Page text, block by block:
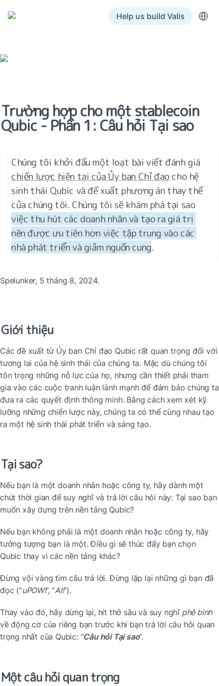
Help us build Valis
Trường hợp cho một stablecoin
Qubic - Phần 1: Câu hỏi Tại sao
chiến lược hiện tại của Ủy ban Chỉ đạo cho hệ
sinh thái Qubic và đề xuất phương án thay thế
việc thu hút các doanh nhân và tạo ra giá trị
nên được ưu tiên hơn việc tập trung vào các
nhà phát triển và giảm nguồn cung.
Spelunker, 5 tháng 8, 2024.
Giới thiệu
Các đề xuất từ Ủy ban Chỉ đạo Qubic rất quan trọng đối với
tương lai của hệ sinh thái của chúng ta. Mặc dù chúng tôi
tôn trọng những nỗ lực của họ, nhưng cần thiết phải tham
gia vào các cuộc tranh luận lành mạnh để đảm bảo chúng ta
đưa ra các quyết định thông minh. Bằng cách xem xét kỹ
lưỡng những chiến lược này, chúng ta có thể cùng nhau tạo
ra một hệ sinh thái phát triển và sáng tạo.
Tại sao?
Nếu bạn là một doanh nhân hoặc công ty, hãy dành một
chút thời gian để suy nghĩ và trả lời câu hỏi này: Tại sao bạn
muốn xây dựng trên nền tảng Qubic?
Nếu bạn không phải là một doanh nhân hoặc công ty, hãy
tưởng tượng bạn là một. Điều gì sẽ thúc đẩy bạn chọn
Qubic thay vì các nền tảng khác?
Đừng vội vàng tìm câu trả lời. Đừng lặp lại những gì bạn đã
đọc (“uPOW!”, “AI!”).
Thay vào đó, hãy dừng lại, hít thở sâu và suy nghĩ phê bình
về động cơ của riêng bạn trước khi bạn trả lời câu hỏi quan
trọng nhất của Qubic: “Câu hỏi Tại sao”.
Một câu hỏi quan trọng